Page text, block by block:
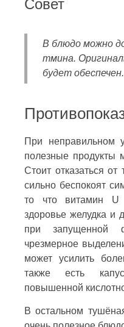
Совет
В блюдо можно
тмина.
будет обеспечен.
При неправильном
полезные продукты
Стоит отказаться
сильно беспокоят
то что витамин U
здоровье желудка и
при запущенной
чрезмерное
может усилить
также есть
повышенной
В остальном